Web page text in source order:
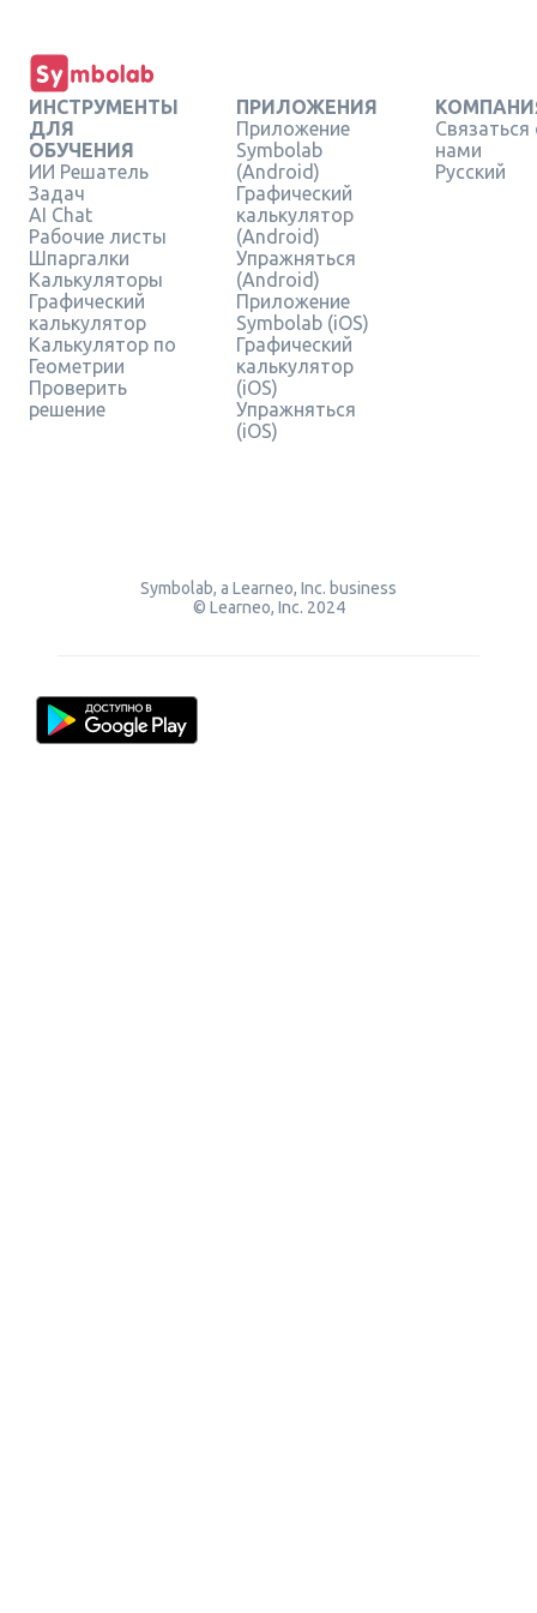
ИНСТРУМЕНТЫ
ДЛЯ
ОБУЧЕНИЯ
ИИ Решатель
Задач
AI Chat
Рабочие листы
Шпаргалки
Калькуляторы
Графический
калькулятор
Калькулятор по
Геометрии
Проверить
решение
ПРИЛОЖЕНИЯ
Приложение
Symbolab
(Android)
Графический
калькулятор
(Android)
Упражняться
(Android)
Приложение
Symbolab (iOS)
Графический
калькулятор
(iOS)
Упражняться
(iOS)
Связаться
нами
Русский
Symbolab, a Learneo, Inc. business
© Learneo, Inc. 2024